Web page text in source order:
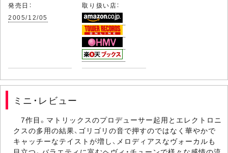
発売日：
2005/12/05
取り扱い店：
ミニ・レビュー
7作目。マトリックスのプロデューサー起用とエレクトロニ
クスの多用の結果、ゴリゴリの音で押すのではなく華やかで
キャッチーなテイストが増し、メロディアスなヴォーカルも